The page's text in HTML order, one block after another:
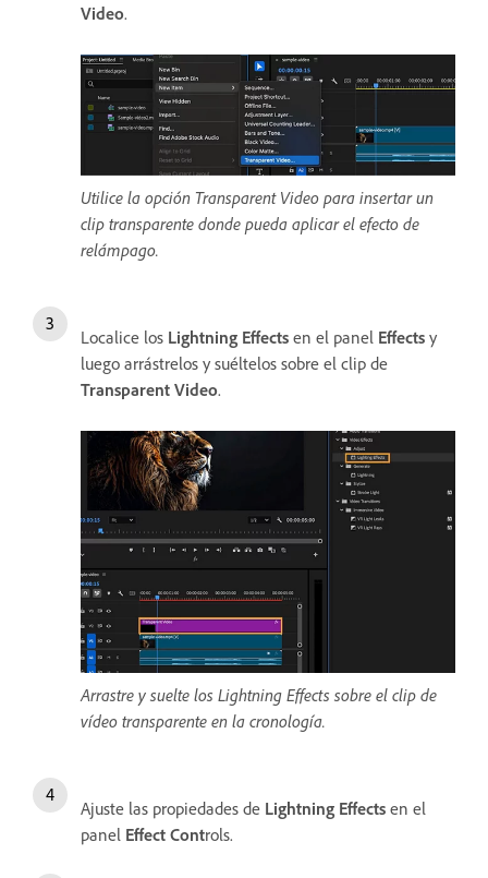
Video.
Utilice la opción Transparent Video para insertar un
clip transparente donde pueda aplicar el efecto de
relámpago.
Localice los Lightning Effects en el panel Effects y
luego arrástrelos y suéltelos sobre el clip de
Transparent Video.
Arrastre y suelte los Lightning Effects sobre el clip de
vídeo transparente en la cronología.
Ajuste las propiedades de Lightning Effects en el
panel Effect Controls.